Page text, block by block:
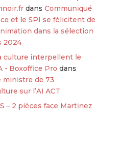
dans Communiqué
et le SPI se félicitent de
dans la sélection
2024
culture interpellent le
- Boxoffice Pro dans
ministre de 73
sur l’AI ACT
– 2 pièces face Martinez